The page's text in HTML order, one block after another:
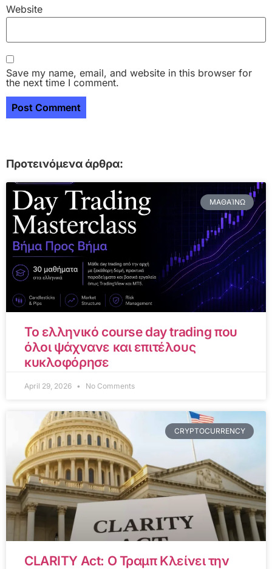
Website
Save my name, email, and website in this browser for
the next time I comment.
Προτεινόμενα άρθρα:
ΜΑΘΑΊΝΩ
Το ελληνικό course day trading που
όλοι ψάχνανε και επιτέλους
κυκλοφόρησε
April 29, 2026 No Comments
CRYPTOCURRENCY
CLARITY Act: Ο Τραμπ Κλείνει την